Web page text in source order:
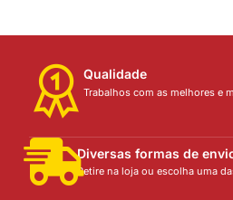
Qualidade
Trabalhos com as melhores e
Diversas formas de
Retire na loja ou escolha uma